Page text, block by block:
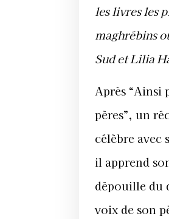
les livres les
maghrébins
Sud et Lilia
Après “Ainsi
pères”, un
célèbre avec
il apprend
dépouille du
voix de son